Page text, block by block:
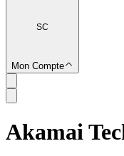
SC
Mon Compte
SC
Akamai